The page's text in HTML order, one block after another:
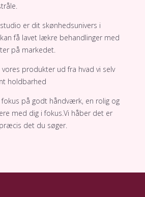
studio er dit skønhedsunivers i
få lavet lækre behandlinger med
på markedet.
produkter ud fra hvad vi selv
holdbarhed
på godt håndværk, en rolig og
med dig i fokus.Vi håber det er
det du søger.